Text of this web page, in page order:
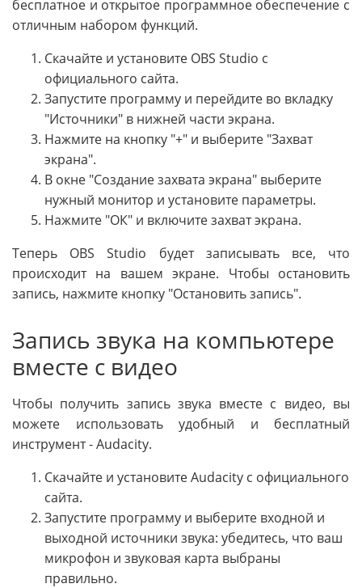
бесплатное и открытое программное обеспечение с
отличным набором функций.
Скачайте и установите OBS Studio с
официального сайта.
Запустите программу и перейдите во вкладку
"Источники" в нижней части экрана.
Нажмите на кнопку "+" и выберите "Захват
экрана".
В окне "Создание захвата экрана" выберите
нужный монитор и установите параметры.
Нажмите "ОК" и включите захват экрана.
Теперь OBS Studio будет записывать все, что
происходит на вашем экране. Чтобы остановить
запись, нажмите кнопку "Остановить запись".
Запись звука на компьютере
вместе с видео
Чтобы получить запись звука вместе с видео, вы
можете использовать удобный и бесплатный
инструмент - Audacity.
Скачайте и установите Audacity с официального
сайта.
Запустите программу и выберите входной и
выходной источники звука: убедитесь, что ваш
микрофон и звуковая карта выбраны
правильно.